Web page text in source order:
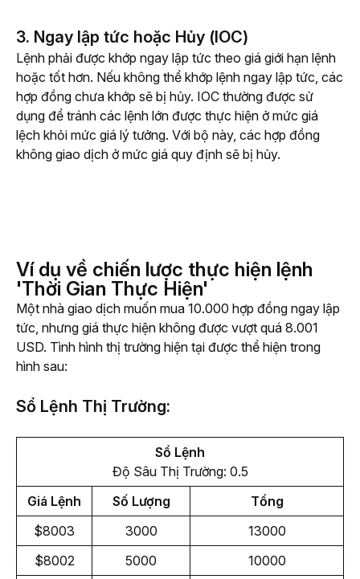
3. Ngay lập tức hoặc Hủy (IOC)
Lệnh phải được khớp ngay lập tức theo giá giới hạn lệnh
hoặc tốt hơn. Nếu không thể khớp lệnh ngay lập tức, các
hợp đồng chưa khớp sẽ bị hủy. IOC thường được sử
dụng để tránh các lệnh lớn được thực hiện ở mức giá
lệch khỏi mức giá lý tưởng. Với bộ này, các hợp đồng
không giao dịch ở mức giá quy định sẽ bị hủy.
Ví dụ về chiến lược thực hiện lệnh
'Thời Gian Thực Hiện'
Một nhà giao dịch muốn mua 10.000 hợp đồng ngay lập
tức, nhưng giá thực hiện không được vượt quá 8.001
USD. Tình hình thị trường hiện tại được thể hiện trong
hình sau:
Sổ Lệnh Thị Trường:
Sổ Lệnh
Độ Sâu Thị Trường: 0.5
Giá Lệnh
Số Lượng
Tổng
$8003
3000
13000
$8002
5000 10000